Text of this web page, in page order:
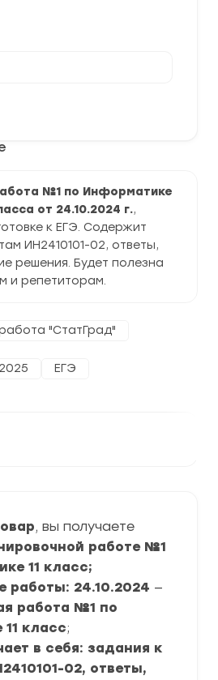
№1 по Информатике
от 24.10.2024 г.,
к ЕГЭ. Содержит
ИН2410101-02, ответы,
решения. Будет полезна
и репетиторам.
"СтатГрад"
ЕГЭ
, вы получаете
работе №1
11 класс;
работы: 24.10.2024 —
работа №1 по
класс;
в себя: задания к
02, ответы,